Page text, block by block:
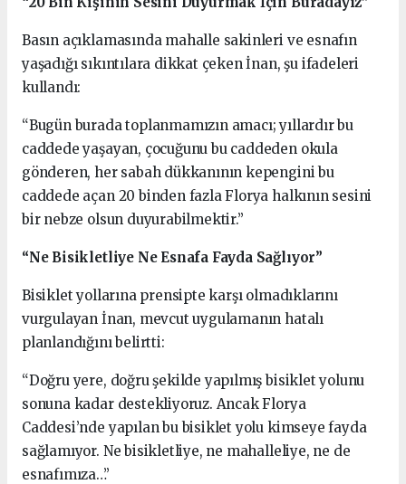
Basın açıklamasında mahalle sakinleri ve esnafın
yaşadığı sıkıntılara dikkat çeken İnan, şu ifadeleri
kullandı:
“Bugün burada toplanmamızın amacı; yıllardır bu
caddede yaşayan, çocuğunu bu caddeden okula
gönderen, her sabah dükkanının kepengini bu
caddede açan 20 binden fazla Florya halkının sesini
bir nebze olsun duyurabilmektir.”
“Ne Bisikletliye Ne Esnafa Fayda Sağlıyor”
Bisiklet yollarına prensipte karşı olmadıklarını
vurgulayan İnan, mevcut uygulamanın hatalı
planlandığını belirtti:
“Doğru yere, doğru şekilde yapılmış bisiklet yolunu
sonuna kadar destekliyoruz. Ancak Florya
Caddesi’nde yapılan bu bisiklet yolu kimseye fayda
sağlamıyor. Ne bisikletliye, ne mahalleliye, ne de
esnafımıza…”